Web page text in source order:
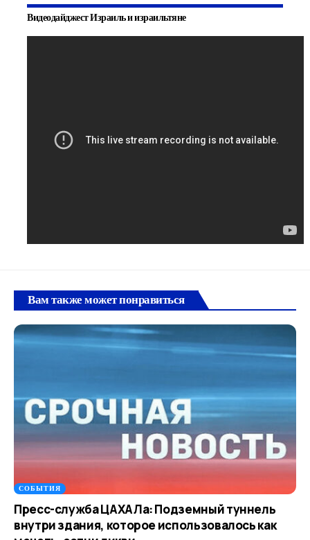
Видеодайджест Израиль и израильтяне
Вам также может понравиться
СОБЫТИЯ
Пресс-служба ЦАХАЛа: Подземный туннель
внутри здания, которое использовалось как